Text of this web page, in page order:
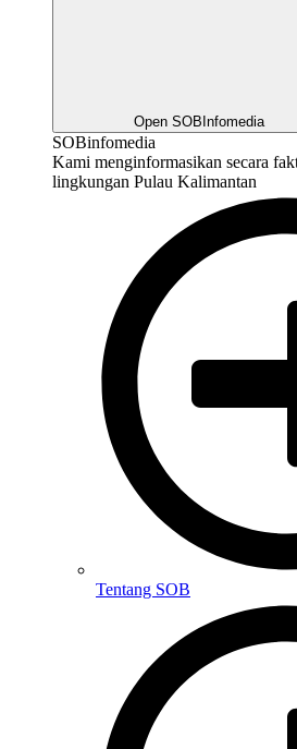
Open SOBInfomedia
SOBinfomedia
Kami menginformasikan secara
lingkungan Pulau Kalimantan
Tentang SOB